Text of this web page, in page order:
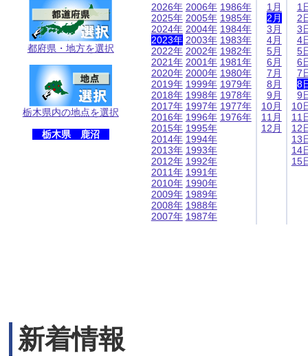
都府県・地方を選択
栃木県内の地点を選択
栃木県 鹿沼
2026年
2025年
2024年
2023年
2022年
2021年
2020年
2019年
2018年
2017年
2016年
2015年
2014年
2013年
2012年
2011年
2010年
2009年
2008年
2007年
2006年
2005年
2004年
2003年
2002年
2001年
2000年
1999年
1998年
1997年
1996年
1995年
1994年
1993年
1992年
1991年
1990年
1989年
1988年
1987年
1986年
1985年
1984年
1983年
1982年
1981年
1980年
1979年
1978年
1977年
1976年
1月
2月
3月
4月
5月
6月
7月
8月
9月
10月
11月
12月
1
2
3
4
5
6
7
8
9
10
11
12
13
14
15
新着情報